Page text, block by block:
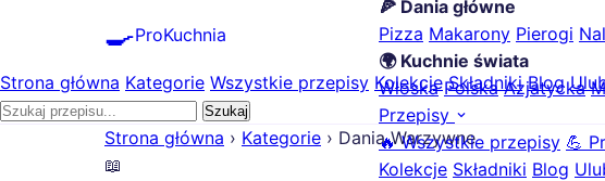
🍳ProKuchnia
🍕 Dania główne
Pizza Makarony Pierogi
🌍 Kuchnie świata
Włoska Polska Azjatycka
Przepisy
🔥 Wszystkie przepisy 💪
Kolekcje Składniki Blog
Strona główna Kategorie Wszystkie przepisy Kolekcje Składniki Blog
Szukaj
Strona główna › Kategorie › Dania Warzywne
📖